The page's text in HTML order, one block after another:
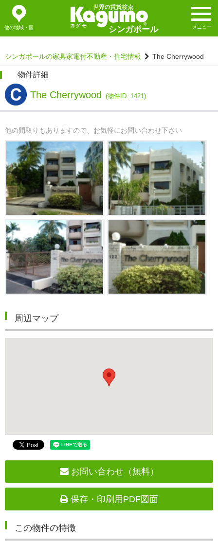
シンガポール
他の地域・国 メニュー
シンガポールの家具家電付不動産・住宅情報 The Cherrywood
物件詳細
The Cherrywood (物件ID: 1421)
他の間取りもありますので、お気軽にお問い合わせ下さい
周辺マップ
お問い合わせ（無料）
保存・印刷用PDF図面
この物件の特徴